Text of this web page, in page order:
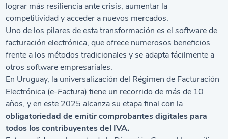
lograr más resiliencia ante crisis, aumentar la
competitividad y acceder a nuevos mercados.
Uno de los pilares de esta transformación es elsoftwarede
facturación electrónica, que ofrece numerosos beneficios
frente a los métodos tradicionales y se adapta fácilmente a
otros software empresariales.
En Uruguay, la universalización del Régimen de Facturación
Electrónica (e-Factura) tiene un recorrido de más de 10
años, y en este 2025 alcanza su etapa final con la
obligatoriedad de emitir comprobantes digitales para
todos los contribuyentes del IVA.